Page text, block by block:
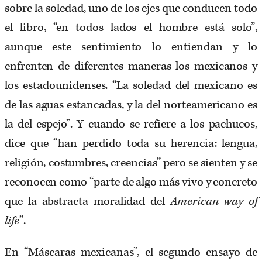
sobre la soledad, uno de los ejes que conducen todo
el libro, “en todos lados el hombre está solo”,
aunque este sentimiento lo entiendan y lo
enfrenten de diferentes maneras los mexicanos y
los estadounidenses. “La soledad del mexicano es
de las aguas estancadas, y la del norteamericano es
la del espejo”. Y cuando se refiere a los pachucos,
dice que “han perdido toda su herencia: lengua,
religión, costumbres, creencias” pero se sienten y se
reconocen como “parte de algo más vivo y concreto
que la abstracta moralidad delAmerican way of
life”.
En “Máscaras mexicanas”, el segundo ensayo de